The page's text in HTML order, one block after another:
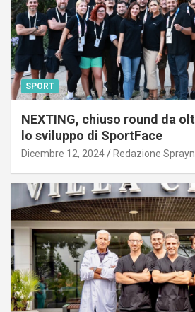
SPORT
NEXTING, chiuso round da
lo sviluppo di SportFace
Dicembre 12, 2024 Redazione